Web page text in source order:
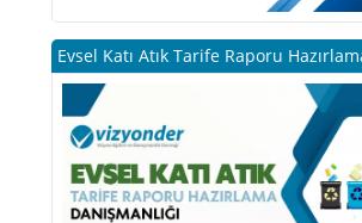
Evsel Katı Atık Tarife Raporu